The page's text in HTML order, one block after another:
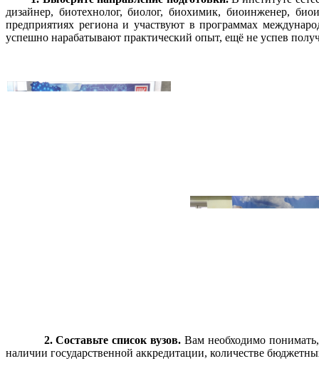
дизайнер, биотехнолог, биолог, биохимик, биоинженер,
предприятиях региона и участвуют в программах
успешно нарабатывают практический опыт, ещё не успев
2. Составьте список вузов. Вам необходимо
наличии государственной аккредитации, количестве